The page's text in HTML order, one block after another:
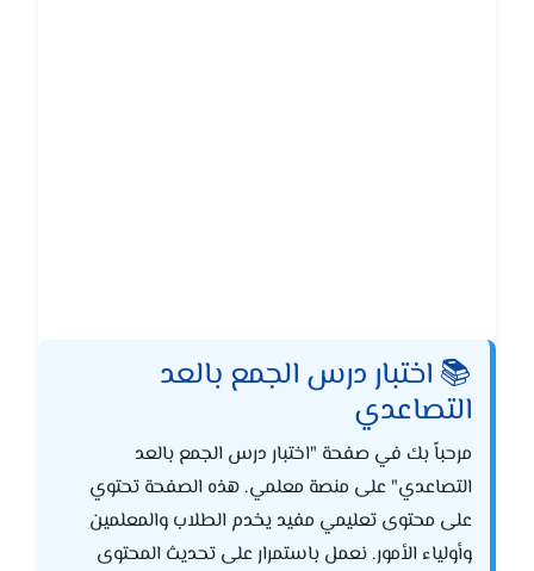
📚 اختبار درس الجمع بالعد
التصاعدي
مرحباً بك في صفحة "اختبار درس الجمع بالعد
التصاعدي" على منصة معلمي. هذه الصفحة تحتوي
على محتوى تعليمي مفيد يخدم الطلاب والمعلمين
وأولياء الأمور. نعمل باستمرار على تحديث المحتوى